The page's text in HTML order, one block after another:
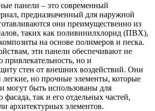
панели – это современный
предназначенный для наружной
они преимущественно из
таких как поливинилхлорид (ПВХ),
на основе полимеров и песка.
эти панели обеспечивают не
привлекательность, но и
стен от внешних воздействий. Они
легкие, но прочные элементы, которые
могут быть использованы для
фасада, так и его отдельных частей,
архитектурных элементов.